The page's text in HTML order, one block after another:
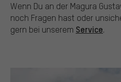
Wenn Du an der Magura
noch Fragen hast oder
gern bei unserem Service.